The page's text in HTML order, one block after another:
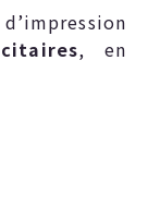
, en